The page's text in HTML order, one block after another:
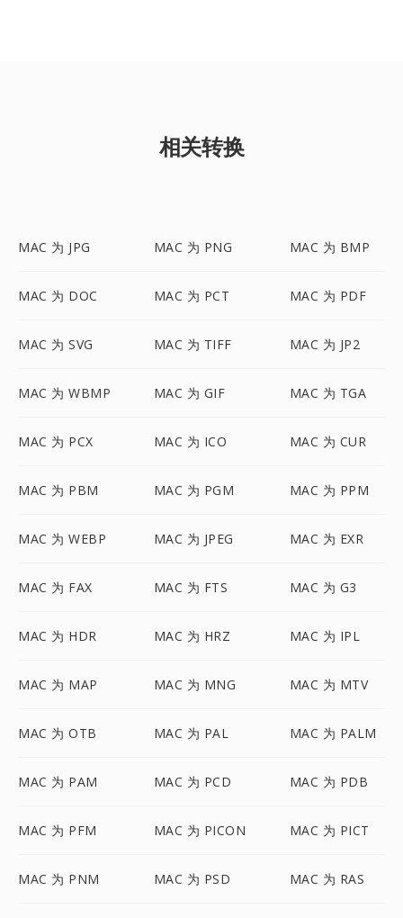
相关转换
MAC 为 JPG MAC 为 PNG MAC 为 BMP
MAC 为 DOC MAC 为 PCT MAC 为 PDF
MAC 为 SVG MAC 为 TIFF MAC 为 JP2
MAC 为 WBMP MAC 为 GIF MAC 为 TGA
MAC 为 PCX MAC 为 ICO MAC 为 CUR
MAC 为 PBM MAC 为 PGM MAC 为 PPM
MAC 为 WEBP MAC 为 JPEG MAC 为 EXR
MAC 为 FAX MAC 为 FTS MAC 为 G3
MAC 为 HDR MAC 为 HRZ MAC 为 IPL
MAC 为 MAP MAC 为 MNG MAC 为 MTV
MAC 为 OTB MAC 为 PAL MAC 为 PALM
MAC 为 PAM MAC 为 PCD MAC 为 PDB
MAC 为 PFM MAC 为 PICON MAC 为 PICT
MAC 为 PNM MAC 为 PSD MAC 为 RAS